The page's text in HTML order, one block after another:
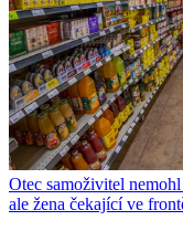
Otec samoživitel
ale žena čekající ve